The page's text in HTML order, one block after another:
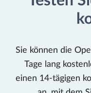
Sie können die
Tage lang
einen 14-tägigen